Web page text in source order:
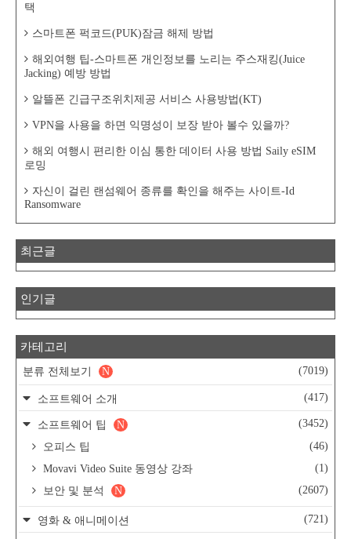
택
스마트폰 퍽코드(PUK)잠금 해제 방법
해외여행 팁-스마트폰 개인정보를 노리는 주스재킹(Juice
Jacking) 예방 방법
알뜰폰 긴급구조위치제공 서비스 사용방법(KT)
VPN을 사용을 하면 익명성이 보장 받아 볼수 있을까?
해외 여행시 편리한 이심 통한 데이터 사용 방법 Saily eSIM
로밍
자신이 걸린 랜섬웨어 종류를 확인을 해주는 사이트-Id
Ransomware
최근글
인기글
카테고리
분류 전체보기 (7019)
N
소프트웨어 소개 (417)
소프트웨어 팁 (3452)
N
오피스 팁
(46)
Movavi Video Suite 동영상 강좌
(1)
보안 및 분석
(2607)
N
영화 & 애니메이션 (721)